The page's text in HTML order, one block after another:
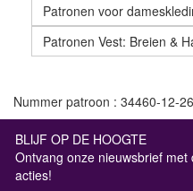
Patronen voor
Patronen Vest: Breien &
Nummer patroon : 34460-12-
BLIJF OP DE HOOGTE
Ontvang onze nieuwsbrief
acties!